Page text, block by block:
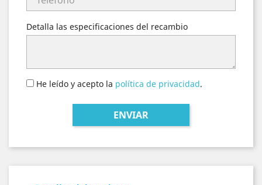
Detalla las especificaciones del recambio
He leído y acepto la política de privacidad.